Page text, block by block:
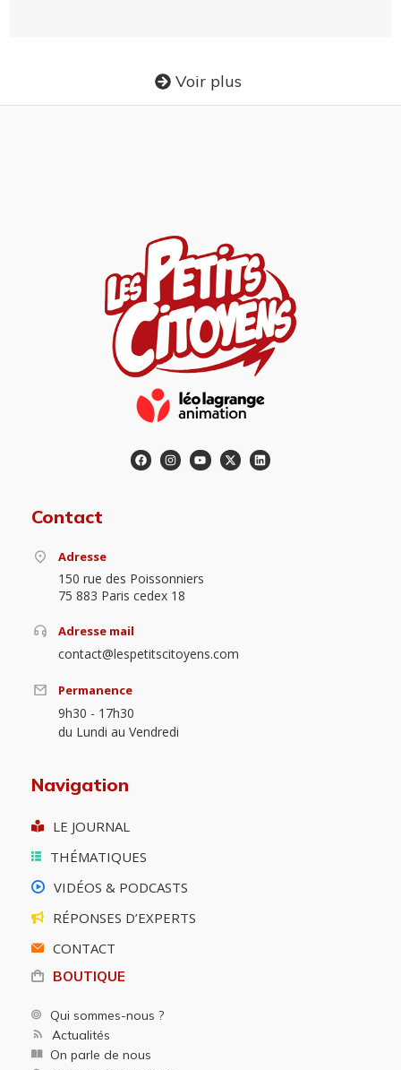
Voir plus
Contact
Adresse
150 rue des Poissonniers
75 883 Paris cedex 18
Adresse mail
contact@lespetitscitoyens.com
Permanence
9h30 - 17h30
du Lundi au Vendredi
Navigation
LE JOURNAL
THÉMATIQUES
VIDÉOS & PODCASTS
RÉPONSES D’EXPERTS
CONTACT
BOUTIQUE
Qui sommes-nous ?
Actualités
On parle de nous